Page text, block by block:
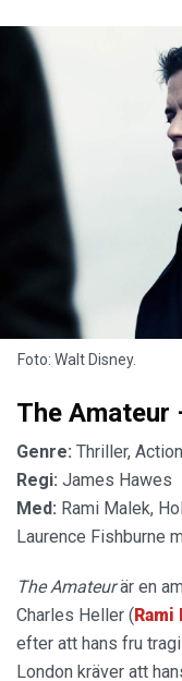
Foto: Walt Disney.
The Amateur
Genre: Thriller, Action
Regi: James Hawes
Med: Rami Malek,
Laurence Fishburne
The Amateurär en
Charles Heller (Rami
efter att hans fru
London kräver att